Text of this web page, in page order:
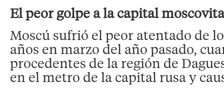
El peor golpe a la capital moscovita
Moscú sufrió el peor atentado de
años en marzo del año pasado,
procedentes de la región de
en el metro de la capital rusa y